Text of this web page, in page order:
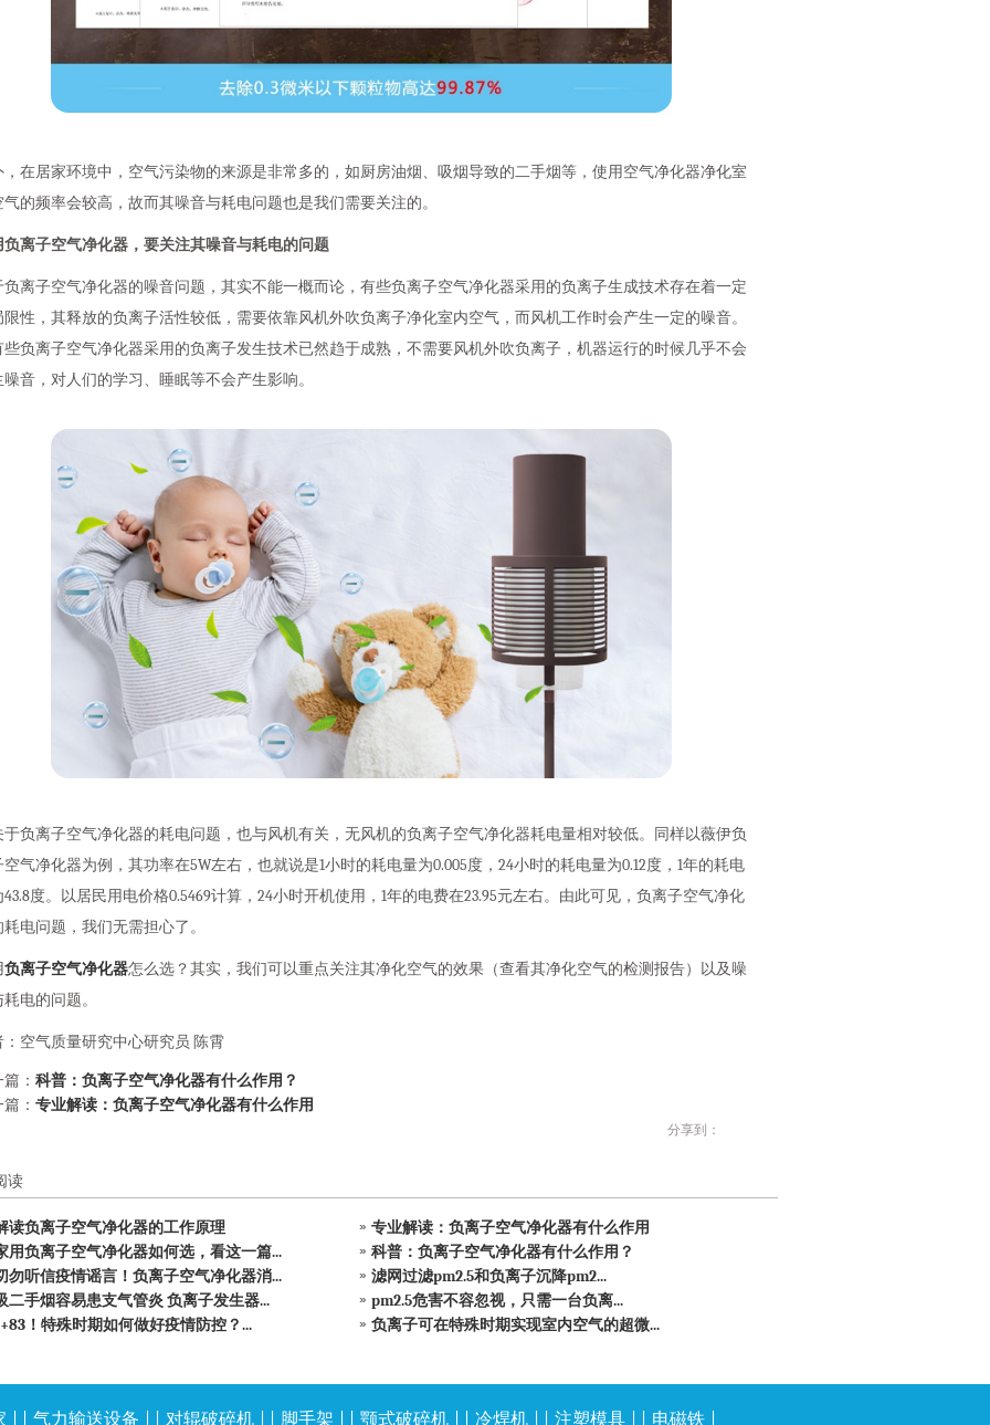
，在居家环境中，空气污染物的来源是非常多的，如厨房油烟、吸烟导致的二手烟等，使用空气净化器净化室
气的频率会较高，故而其噪音与耗电问题也是我们需要关注的。
负离子空气净化器，要关注其噪音与耗电的问题
负离子空气净化器的噪音问题，其实不能一概而论，有些负离子空气净化器采用的负离子生成技术存在着一定
限性，其释放的负离子活性较低，需要依靠风机外吹负离子净化室内空气，而风机工作时会产生一定的噪音。
些负离子空气净化器采用的负离子发生技术已然趋于成熟，不需要风机外吹负离子，机器运行的时候几乎不会
噪音，对人们的学习、睡眠等不会产生影响。
于负离子空气净化器的耗电问题，也与风机有关，无风机的负离子空气净化器耗电量相对较低。同样以薇伊负
空气净化器为例，其功率在5W左右，也就说是1小时的耗电量为0.005度，24小时的耗电量为0.12度，1年的耗电
43.8度。以居民用电价格0.5469计算，24小时开机使用，1年的电费在23.95元左右。由此可见，负离子空气净化
电问题，我们无需担心了。
负离子空气净化器怎么选？其实，我们可以重点关注其净化空气的效果（查看其净化空气的检测报告）以及噪
电的问题。
：空气质量研究中心研究员 陈霄
： 科普：负离子空气净化器有什么作用？
： 专业解读：负离子空气净化器有什么作用
分享到：
读
读负离子空气净化器的工作原理
专业解读：负离子空气净化器有什么作用
用负离子空气净化器如何选，看这一篇...
科普：负离子空气净化器有什么作用？
勿听信疫情谣言！负离子空气净化器消...
滤网过滤pm2.5和负离子沉降pm2...
二手烟容易患支气管炎 负离子发生器...
pm2.5危害不容忽视，只需一台负离...
！特殊时期如何做好疫情防控？...
负离子可在特殊时期实现室内空气的超微...
气力输送设备 对辊破碎机 脚手架 颚式破碎机 冷焊机 注塑模具 电磁铁